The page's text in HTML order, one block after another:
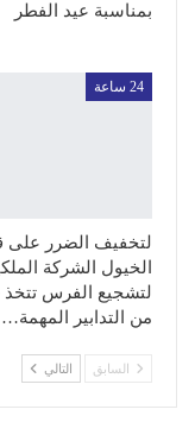
بمناسبة عيد الفطر
24 ساعة
لتخفيف الضرر على
الخيول الشركة
لتشجيع الفرس
من التدابير المهمة…
السابق التالي